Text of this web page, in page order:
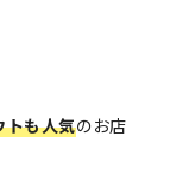
トも人気のお店